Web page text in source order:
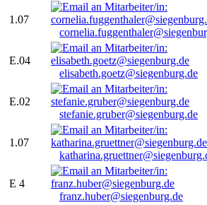
1.07
E.04
elisabeth.goetz@siegenburg.de
E.02
stefanie.gruber@siegenburg.de
1.07
E 4
franz.huber@siegenburg.de